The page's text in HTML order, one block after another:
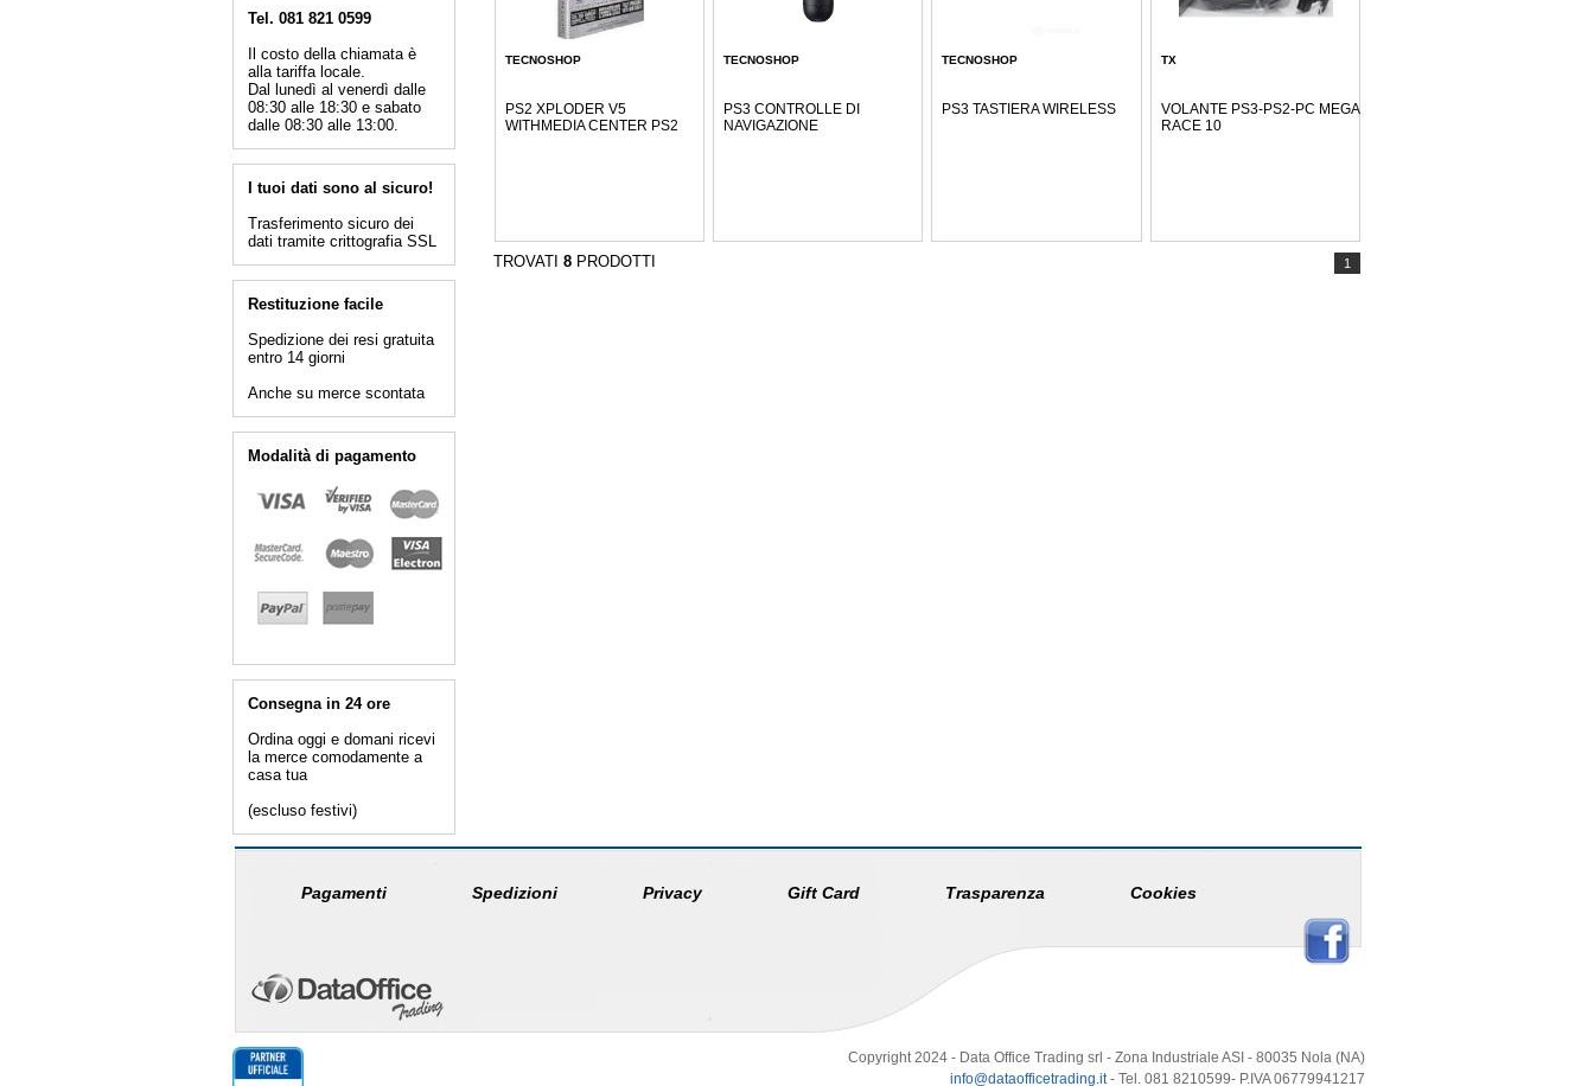
Tel. 081 821 0599
Il costo della chiamata è
alla tariffa locale.
Dal lunedì al venerdì dalle
08:30 alle 18:30 e sabato
dalle 08:30 alle 13:00.
I tuoi dati sono al sicuro!
Trasferimento sicuro dei
dati tramite crittografia SSL
Restituzione facile
Spedizione dei resi gratuita
entro 14 giorni
Anche su merce scontata
Modalità di pagamento
Consegna in 24 ore
Ordina oggi e domani ricevi
la merce comodamente a
casa tua
(escluso festivi)
TECNOSHOP
PS2 XPLODER V5
WITHMEDIA CENTER PS2
TECNOSHOP
PS3 CONTROLLE DI
NAVIGAZIONE
TECNOSHOP
PS3 TASTIERA WIRELESS
TX
VOLANTE PS3-PS2-PC MEGA
RACE 10
TROVATI 8PRODOTTI 1
Pagamenti Spedizioni Privacy Gift Card Trasparenza Cookies
Copyright 2024 - Data Office Trading srl - Zona Industriale ASI - 80035 Nola (NA)
info@dataofficetrading.it- Tel. 081 8210599- P.IVA 06779941217